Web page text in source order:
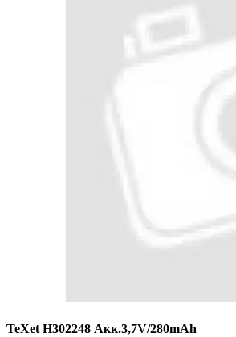
TeXet H302248 Акк.3,7V/280mAh